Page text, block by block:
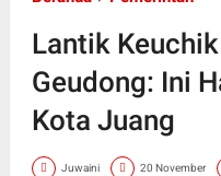
Lantik
Geudong: Ini
Kota Juang
Juwaini 20 November